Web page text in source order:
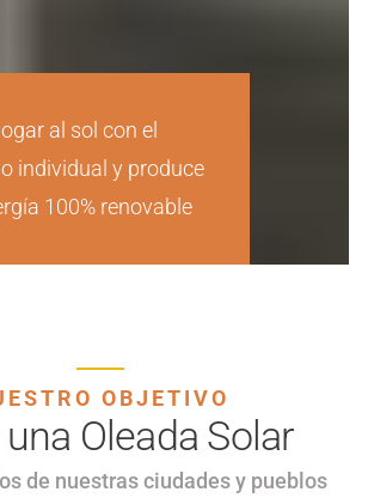
al sol con el
individual y produce
100% renovable
OBJETIVO
Oleada Solar
de nuestras ciudades y pueblos